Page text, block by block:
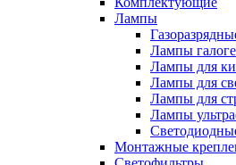
Лампы
Лампы
Лампы для
Лампы для
Лампы для
Лампы
Монтажные